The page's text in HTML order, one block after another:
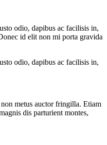
odio, dapibus ac facilisis in,
id elit non mi porta gravida
odio, dapibus ac facilisis in,
metus auctor fringilla. Etiam
dis parturient montes,